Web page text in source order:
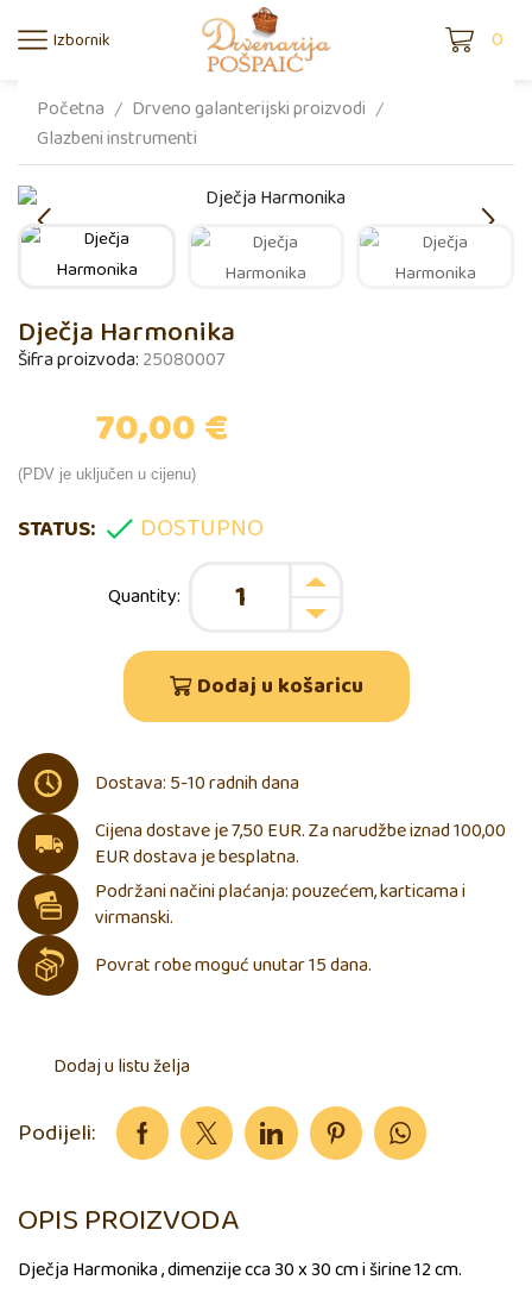
Izbornik 0
Početna / Drveno galanterijski proizvodi /
Glazbeni instrumenti
Dječja Harmonika
Šifra proizvoda: 25080007
70,00€
(PDV je uključen u cijenu)
STATUS: DOSTUPNO
Dodaj u košaricu
Dostava: 5-10 radnih dana
Cijena dostave je 7,50 EUR. Za narudžbe iznad 100,00
EUR dostava je besplatna.
Podržani načini plaćanja: pouzećem, karticama i
virmanski.
Povrat robe moguć unutar 15 dana.
Dodaj u listu želja
Podijeli:
OPIS PROIZVODA
Dječja Harmonika , dimenzije cca 30 x 30 cm i širine 12 cm.